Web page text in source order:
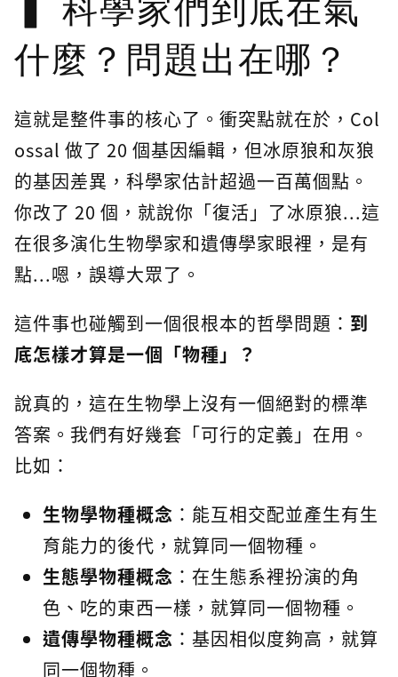
科學家們到底在氣
什麼？問題出在哪？
這就是整件事的核心了。衝突點就在於，Col
ossal 做了 20 個基因編輯，但冰原狼和灰狼
的基因差異，科學家估計超過一百萬個點。
你改了 20 個，就說你「復活」了冰原狼...這
在很多演化生物學家和遺傳學家眼裡，是有
點...嗯，誤導大眾了。
這件事也碰觸到一個很根本的哲學問題： 到
底怎樣才算是一個「物種」？
說真的，這在生物學上沒有一個絕對的標準
答案。我們有好幾套「可行的定義」在用。
比如：
生物學物種概念 ：能互相交配並產生有生
育能力的後代，就算同一個物種。
生態學物種概念 ：在生態系裡扮演的角
色、吃的東西一樣，就算同一個物種。
遺傳學物種概念 ：基因相似度夠高，就算
同一個物種。